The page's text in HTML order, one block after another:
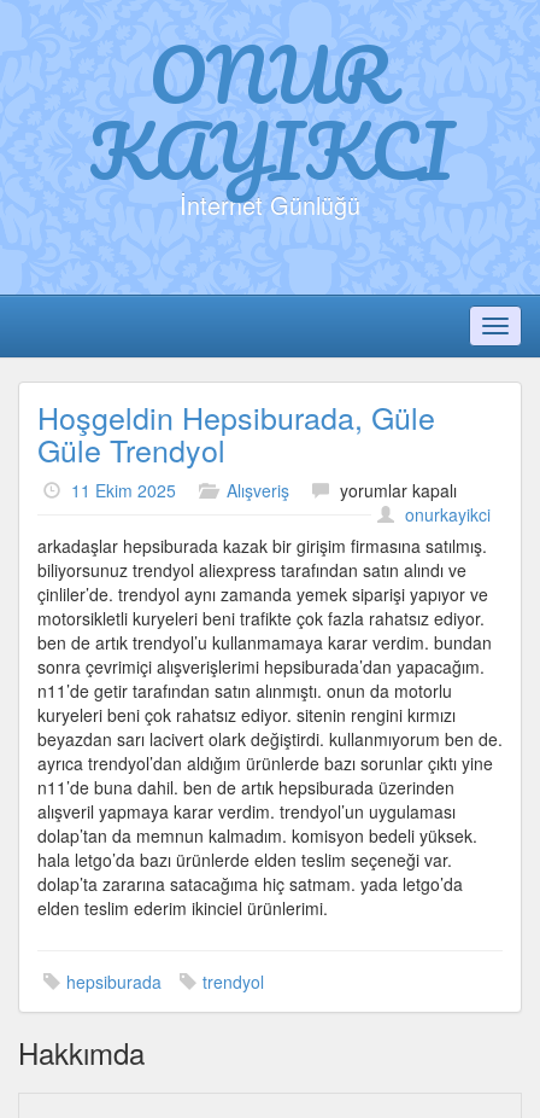
ONUR
KAYIKCI
İnternet Günlüğü
Hoşgeldin Hepsiburada, Güle
Güle Trendyol
11 Ekim 2025 Alışveriş
Hoşgeldin
Hepsiburada,
Güle
Güle
Trendyol
için
yorumlar kapalı
onurkayikci
arkadaşlar hepsiburada kazak bir girişim firmasına satılmış.
biliyorsunuz trendyol aliexpress tarafından satın alındı ve
çinliler’de. trendyol aynı zamanda yemek siparişi yapıyor ve
motorsikletli kuryeleri beni trafikte çok fazla rahatsız ediyor.
ben de artık trendyol’u kullanmamaya karar verdim. bundan
sonra çevrimiçi alışverişlerimi hepsiburada’dan yapacağım.
n11’de getir tarafından satın alınmıştı. onun da motorlu
kuryeleri beni çok rahatsız ediyor. sitenin rengini kırmızı
beyazdan sarı lacivert olark değiştirdi. kullanmıyorum ben de.
ayrıca trendyol’dan aldığım ürünlerde bazı sorunlar çıktı yine
n11’de buna dahil. ben de artık hepsiburada üzerinden
alışveril yapmaya karar verdim. trendyol’un uygulaması
dolap’tan da memnun kalmadım. komisyon bedeli yüksek.
hala letgo’da bazı ürünlerde elden teslim seçeneği var.
dolap’ta zararına satacağıma hiç satmam. yada letgo’da
elden teslim ederim ikinciel ürünlerimi.
hepsiburada trendyol
Hakkımda